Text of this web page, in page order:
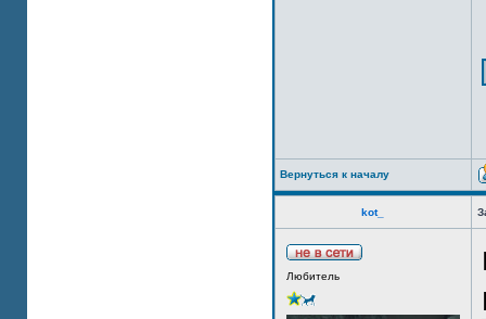
Вернуться к началу
kot_
Любитель